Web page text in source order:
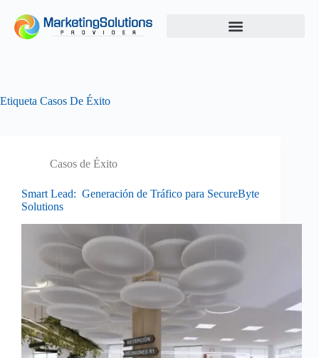
Etiqueta Casos De Éxito
Casos de Éxito
Smart Lead: Generación de Tráfico para SecureByte
Solutions